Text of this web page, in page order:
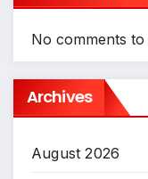
No comments to
Archives
August 2026